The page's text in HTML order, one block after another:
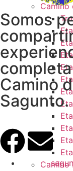
Camino
Camino
Somos
Camino
Sagunto.